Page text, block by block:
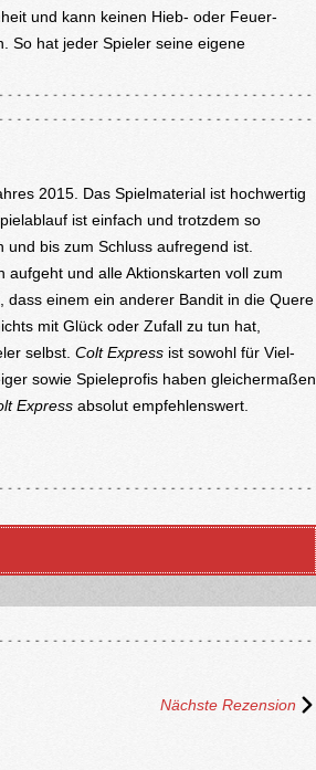
und kann keinen Hieb- oder Feuer-
So hat jeder Spieler seine eigene
2015. Das Spielmaterial ist hochwertig
ist einfach und trotzdem so
bis zum Schluss aufregend ist.
und alle Aktionskarten voll zum
dass einem ein anderer Bandit in die Quere
mit Glück oder Zufall zu tun hat,
selbst. Colt Expressist sowohl für Viel-
sowie Spieleprofis haben gleichermaßen
Expressabsolut empfehlenswert.
Nächste Rezension